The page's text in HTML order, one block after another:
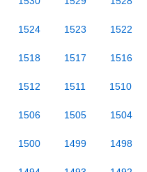
1524 1523 1522
1518 1517 1516
1512 1511 1510
1506 1505 1504
1500 1499 1498